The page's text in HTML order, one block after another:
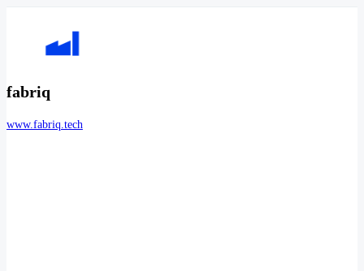
fabriq
www.fabriq.tech